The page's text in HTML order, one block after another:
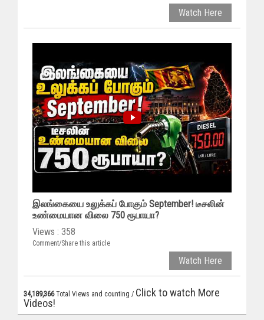
Watch Here
இலங்கையை உலுக்கப் போகும் September! டீசலின்
உண்மையான விலை 750 ரூபாயா?
Views : 358
Comment/Share this article
Watch Here
34,189,366Total Views and counting / Click to watch More
Videos!